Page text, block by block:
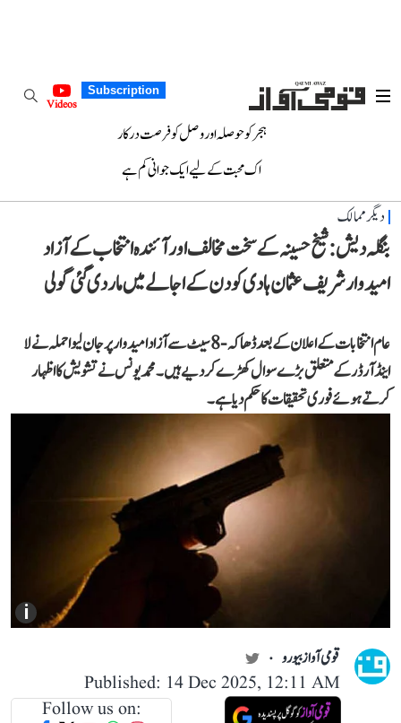
Subscription
Videos
ہجر کو حوصلہ اور وصل کو فرصت درکار
اک محبت کے لیے ایک جوانی کم ہے
دیگر ممالک
بنگلہ دیش: شیخ حسینہ کے سخت مخالف اور آئندہ انتخاب کے آزاد
امیدوار شریف عثمان ہادی کو دن کے اجالے میں مار دی گئی گولی
عام انتخابات کے اعلان کے بعد ڈھاکہ-8 سیٹ سے آزاد امیدوار پر جان لیوا حملہ نے لا
اینڈ آرڈر کے متعلق بڑے سوال کھڑے کر دیے ہیں۔ محمد یونس نے تشویش کا اظہار
کرتے ہوئے فوری تحقیقات کا حکم دیا ہے۔
i
قومی آواز بیورو
Published: 14 Dec 2025, 12:11 AM
Follow us on: